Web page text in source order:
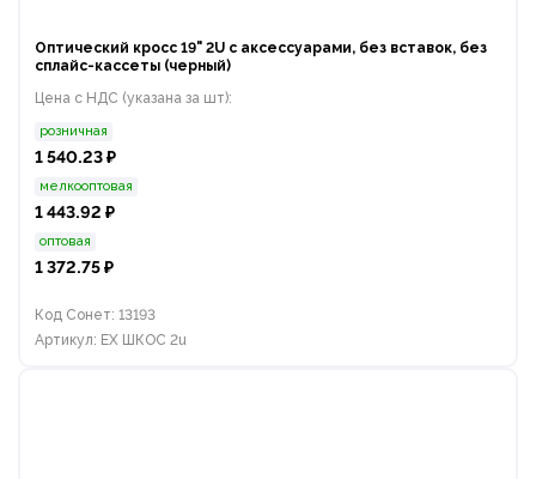
Оптический кросс 19" 2U с аксессуарами, без вставок, без
сплайс-кассеты (черный)
Цена с НДС (указана за шт):
розничная
1 540.23 ₽
мелкооптовая
1 443.92 ₽
оптовая
1 372.75 ₽
Код Сонет: 13193
Артикул: EX ШКОС 2u